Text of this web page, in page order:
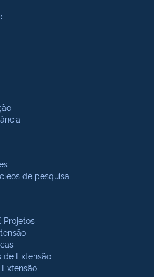
de pesquisa
Projetos
de Extensão